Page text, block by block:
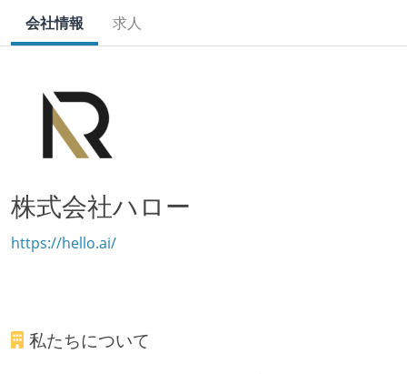
会社情報 求人
株式会社ハロー
https://hello.ai/
私たちについて